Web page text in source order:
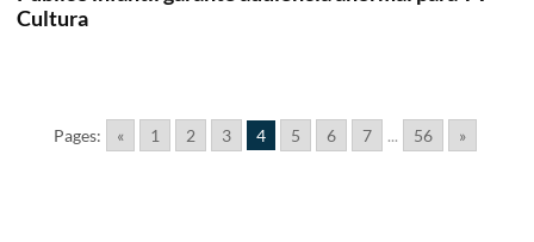
Cultura
Pages: « 1 2 3 4 5 6 7 ... 56 »